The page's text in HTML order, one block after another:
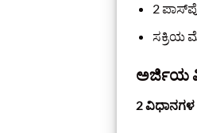
2
ಸಕ್ರಿಯ
ಅರ್ಜಿಯ
2